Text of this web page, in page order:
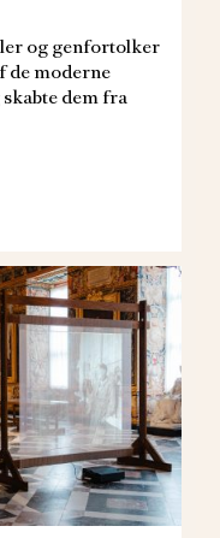
og genfortolker
de moderne
dem fra